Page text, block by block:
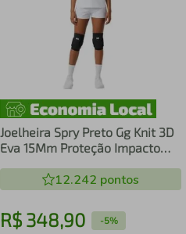
Joelheira Spry Preto Gg Knit 3D
Eva 15Mm Proteção Impacto
12.242 pontos
R$348,90 -5%